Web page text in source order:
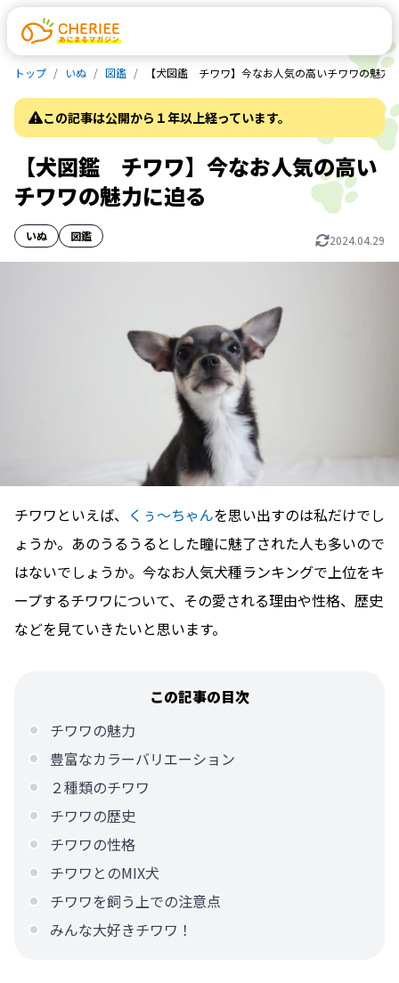
トップ いぬ 図鑑 【犬図鑑 チワワ】今なお人気の高いチワワの魅力
この記事は公開から１年以上経っています。
【犬図鑑 チワワ】今なお人気の高い
チワワの魅力に迫る
いぬ 図鑑 2024.04.29
チワワといえば、 くぅ〜ちゃんを思い出すのは私だけでし
ょうか。あのうるうるとした瞳に魅了された人も多いので
はないでしょうか。今なお人気犬種ランキングで上位をキ
ープするチワワについて、その愛される理由や性格、歴史
などを見ていきたいと思います。
この記事の目次
チワワの魅力
豊富なカラーバリエーション
２種類のチワワ
チワワの歴史
チワワの性格
チワワとのMIX犬
チワワを飼う上での注意点
みんな大好きチワワ！